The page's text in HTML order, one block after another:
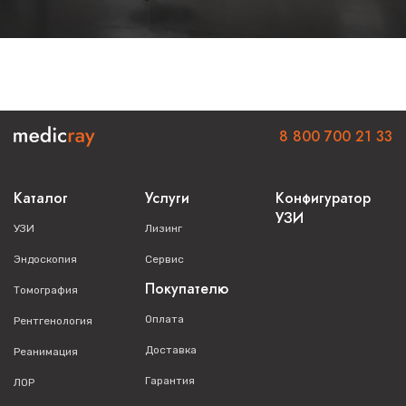
Поверхностно расположенные органы
Приобретение ультразвуковой
системы
EDAN Acclarix LX8
Наша компания предлагает комплексное решение:
Профессиональная консультация по выбору
Каталог
УЗИ
Эндоскопия
Томография
Рентгенология
Реанимация
ЛОР
Услуги
Лизинг
Сервис
Покупателю
Оплата
Доставка
Гарантия
Конфигуратор
УЗИ
8 800 700 21 33